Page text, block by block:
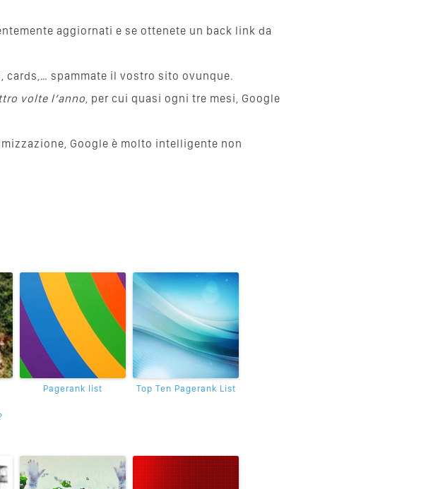
aggiornati e se ottenete un back link da
cards,… spammate il vostro sito ovunque.
volte l’anno , per cui quasi ogni tre mesi, Google
Google è molto intelligente non
Pagerank list Top Ten Pagerank List